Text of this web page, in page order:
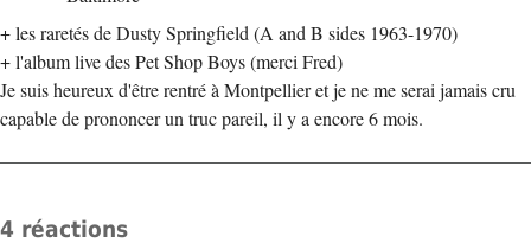
+ les raretés de Dusty Springfield (A and B sides 1963-1970)
+ l'album live des Pet Shop Boys (merci Fred)
Je suis heureux d'être rentré à Montpellier et je ne me serai jamais cru
capable de prononcer un truc pareil, il y a encore 6 mois.
4 réactions